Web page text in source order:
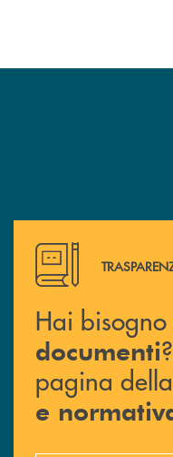
Hai bisogno di
Hai
documenti
pagina della
e